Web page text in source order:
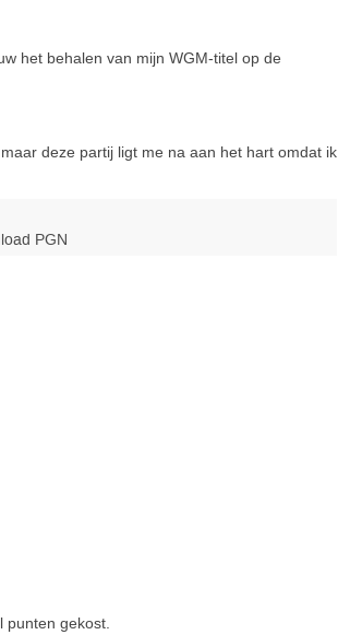
het behalen van mijn WGM-titel op de
deze partij ligt me na aan het hart omdat ik
gekost.